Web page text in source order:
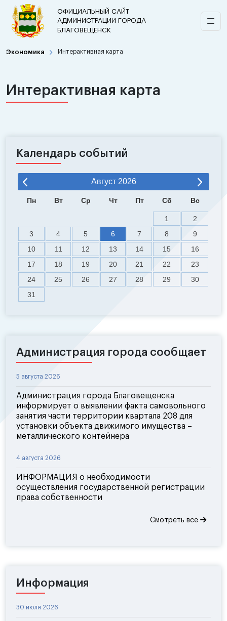
ОФИЦИАЛЬНЫЙ САЙТ
АДМИНИСТРАЦИИ ГОРОДА
БЛАГОВЕЩЕНСК
Экономика Интерактивная карта
Интерактивная карта
Календарь событий
Август 2026
Пн Вт Ср Чт Пт Сб Вс
1
2
3
4 5 6 7 8
9
10
11 12 13 14 15
16
17
18 19 20 21 22
23
24
25 26 27 28 29
30
31
Администрация города сообщает
5 августа 2026
Администрация города Благовещенска
информирует о выявлении факта самовольного
занятия части территории квартала 208 для
установки объекта движимого имущества –
металлического контейнера
4 августа 2026
ИНФОРМАЦИЯ о необходимости
осуществления государственной регистрации
права собственности
Смотреть все
Информация
30 июля 2026